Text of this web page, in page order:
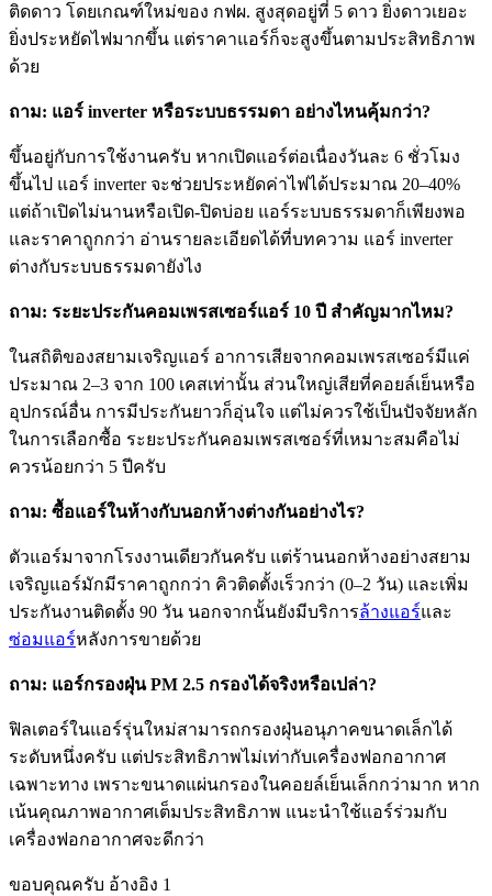
ติดดาว โดยเกณฑ์ใหม่ของ กฟผ. สูงสุดอยู่ที่ 5 ดาว ยิ่งดาวเยอะ
ยิ่งประหยัดไฟมากขึ้น แต่ราคาแอร์ก็จะสูงขึ้นตามประสิทธิภาพ
ด้วย
ถาม: แอร์ inverter หรือระบบธรรมดา อย่างไหนคุ้มกว่า?
ขึ้นอยู่กับการใช้งานครับ หากเปิดแอร์ต่อเนื่องวันละ 6 ชั่วโมง
ขึ้นไป แอร์ inverter จะช่วยประหยัดค่าไฟได้ประมาณ 20–40%
แต่ถ้าเปิดไม่นานหรือเปิด-ปิดบ่อย แอร์ระบบธรรมดาก็เพียงพอ
และราคาถูกกว่า อ่านรายละเอียดได้ที่บทความ แอร์ inverter
ต่างกับระบบธรรมดายังไง
ถาม: ระยะประกันคอมเพรสเซอร์แอร์ 10 ปี สำคัญมากไหม?
ในสถิติของสยามเจริญแอร์ อาการเสียจากคอมเพรสเซอร์มีแค่
ประมาณ 2–3 จาก 100 เคสเท่านั้น ส่วนใหญ่เสียที่คอยล์เย็นหรือ
อุปกรณ์อื่น การมีประกันยาวก็อุ่นใจ แต่ไม่ควรใช้เป็นปัจจัยหลัก
ในการเลือกซื้อ ระยะประกันคอมเพรสเซอร์ที่เหมาะสมคือไม่
ควรน้อยกว่า 5 ปีครับ
ถาม: ซื้อแอร์ในห้างกับนอกห้างต่างกันอย่างไร?
ตัวแอร์มาจากโรงงานเดียวกันครับ แต่ร้านนอกห้างอย่างสยาม
เจริญแอร์มักมีราคาถูกกว่า คิวติดตั้งเร็วกว่า (0–2 วัน) และเพิ่ม
ประกันงานติดตั้ง 90 วัน นอกจากนั้นยังมีบริการล้างแอร์และ
ซ่อมแอร์หลังการขายด้วย
ถาม: แอร์กรองฝุ่น PM 2.5 กรองได้จริงหรือเปล่า?
ฟิลเตอร์ในแอร์รุ่นใหม่สามารถกรองฝุ่นอนุภาคขนาดเล็กได้
ระดับหนึ่งครับ แต่ประสิทธิภาพไม่เท่ากับเครื่องฟอกอากาศ
เฉพาะทาง เพราะขนาดแผ่นกรองในคอยล์เย็นเล็กกว่ามาก หาก
เน้นคุณภาพอากาศเต็มประสิทธิภาพ แนะนำใช้แอร์ร่วมกับ
เครื่องฟอกอากาศจะดีกว่า
ขอบคุณครับ อ้างอิง 1